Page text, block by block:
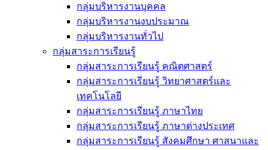
กลุ่มบริหารงานบุคคล
กลุ่มบริหารงานงบประมาณ
กลุ่มบริหารงานทั่วไป
กลุ่มสาระการเรียนรู้
กลุ่มสาระการเรียนรู้ คณิตศาสตร์
กลุ่มสาระการเรียนรู้ วิทยาศาสตร์และ
เทคโนโลยี
กลุ่มสาระการเรียนรู้ ภาษาไทย
กลุ่มสาระการเรียนรู้ ภาษาต่างประเทศ
กลุ่มสาระการเรียนรู้ สังคมศึกษา ศาสนาและ